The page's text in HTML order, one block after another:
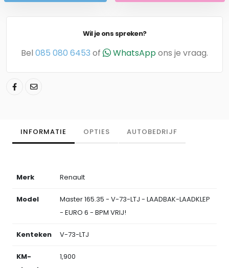
Wil je ons spreken?
Bel 085 080 6453 of WhatsAppons je vraag.
INFORMATIE OPTIES AUTOBEDRIJF
Merk Renault
Model
Master 165.35 - V-73-LTJ - LAADBAK-LAADKLEP
- EURO 6 - BPM VRIJ!
Kenteken V-73-LTJ
KM-
1,900